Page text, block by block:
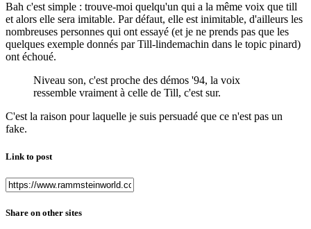
Bah c'est simple : trouve-moi quelqu'un qui a la même voix que till
et alors elle sera imitable. Par défaut, elle est inimitable, d'ailleurs les
nombreuses personnes qui ont essayé (et je ne prends pas que les
quelques exemple donnés par Till-lindemachin dans le topic pinard)
ont échoué.
Niveau son, c'est proche des démos '94, la voix
ressemble vraiment à celle de Till, c'est sur.
C'est la raison pour laquelle je suis persuadé que ce n'est pas un
fake.
Link to post
Share on other sites